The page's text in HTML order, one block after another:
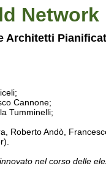
Architetti
Cannone;
Tumminelli;
Roberto Andò,
nel corso delle